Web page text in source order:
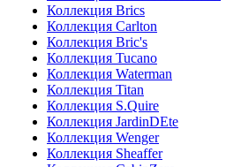
Коллекция Brics
Коллекция Carlton
Коллекция Bric's
Коллекция Tucano
Коллекция Waterman
Коллекция Titan
Коллекция S.Quire
Коллекция JardinDEte
Коллекция Wenger
Коллекция Sheaffer